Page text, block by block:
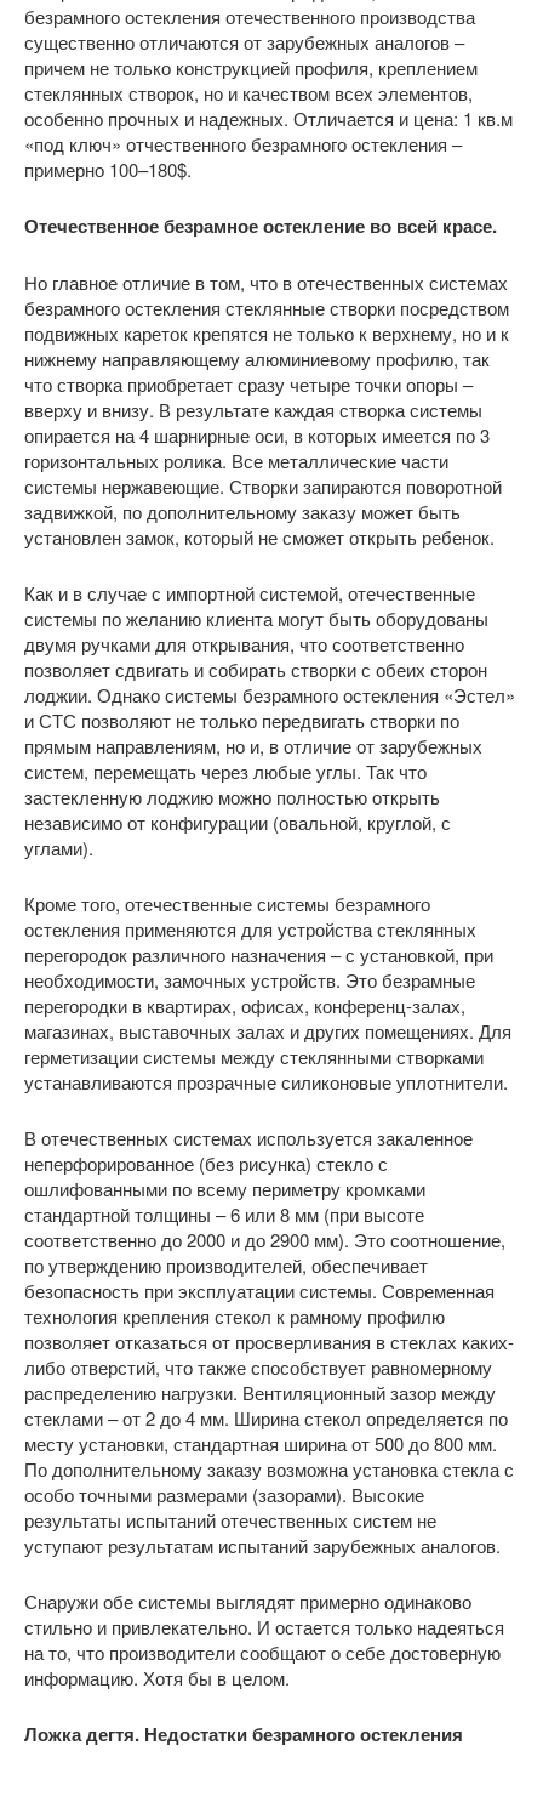
безрамного остекления отечественного производства
существенно отличаются от зарубежных аналогов –
причем не только конструкцией профиля, креплением
стеклянных створок, но и качеством всех элементов,
особенно прочных и надежных. Отличается и цена: 1 кв.м
«под ключ» отчественного безрамного остекления –
примерно 100–180$.
Отечественное безрамное остекление во всей красе.
Но главное отличие в том, что в отечественных системах
безрамного остекления стеклянные створки посредством
подвижных кареток крепятся не только к верхнему, но и к
нижнему направляющему алюминиевому профилю, так
что створка приобретает сразу четыре точки опоры –
вверху и внизу. В результате каждая створка системы
опирается на 4 шарнирные оси, в которых имеется по 3
горизонтальных ролика. Все металлические части
системы нержавеющие. Створки запираются поворотной
задвижкой, по дополнительному заказу может быть
установлен замок, который не сможет открыть ребенок.
Как и в случае с импортной системой, отечественные
системы по желанию клиента могут быть оборудованы
двумя ручками для открывания, что соответственно
позволяет сдвигать и собирать створки с обеих сторон
лоджии. Однако системы безрамного остекления «Эстел»
и СТС позволяют не только передвигать створки по
прямым направлениям, но и, в отличие от зарубежных
систем, перемещать через любые углы. Так что
застекленную лоджию можно полностью открыть
независимо от конфигурации (овальной, круглой, с
углами).
Кроме того, отечественные системы безрамного
остекления применяются для устройства стеклянных
перегородок различного назначения – с установкой, при
необходимости, замочных устройств. Это безрамные
перегородки в квартирах, офисах, конференц-залах,
магазинах, выставочных залах и других помещениях. Для
герметизации системы между стеклянными створками
устанавливаются прозрачные силиконовые уплотнители.
В отечественных системах используется закаленное
неперфорированное (без рисунка) стекло с
ошлифованными по всему периметру кромками
стандартной толщины – 6 или 8 мм (при высоте
соответственно до 2000 и до 2900 мм). Это соотношение,
по утверждению производителей, обеспечивает
безопасность при эксплуатации системы. Современная
технология крепления стекол к рамному профилю
позволяет отказаться от просверливания в стеклах каких-
либо отверстий, что также способствует равномерному
распределению нагрузки. Вентиляционный зазор между
стеклами – от 2 до 4 мм. Ширина стекол определяется по
месту установки, стандартная ширина от 500 до 800 мм.
По дополнительному заказу возможна установка стекла с
особо точными размерами (зазорами). Высокие
результаты испытаний отечественных систем не
уступают результатам испытаний зарубежных аналогов.
Снаружи обе системы выглядят примерно одинаково
стильно и привлекательно. И остается только надеяться
на то, что производители сообщают о себе достоверную
информацию. Хотя бы в целом.
Ложка дегтя. Недостатки безрамного остекления